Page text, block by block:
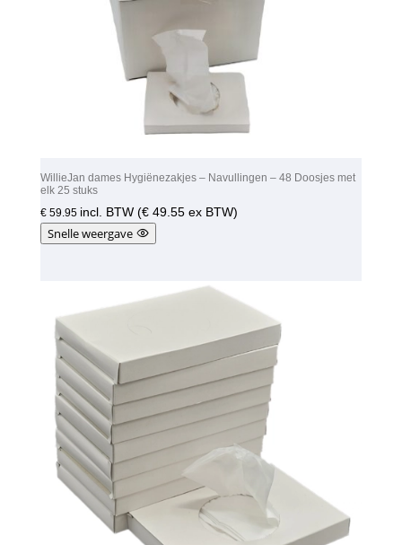
WillieJan dames Hygiënezakjes – Navullingen – 48 Doosjes met
elk 25 stuks
€59.95 incl. BTW (€49.55ex BTW)
Snelle weergave